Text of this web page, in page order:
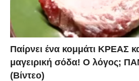
Παίρνει ένα κομμάτι ΚΡΕΑΣ
μαγειρική σόδα! Ο λόγος;
(Βίντεο)